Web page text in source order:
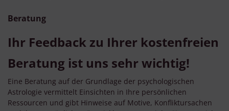
Beratung
Ihr Feedback zu Ihrer kostenfreien
Beratung ist uns sehr wichtig!
Eine Beratung auf der Grundlage der psychologischen
Astrologie vermittelt Einsichten in Ihre persönlichen
Ressourcen und gibt Hinweise auf Motive, Konfliktursachen